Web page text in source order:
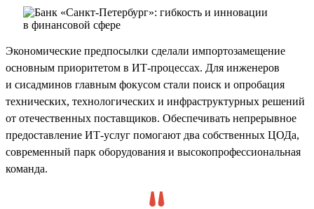
Экономические предпосылки сделали импортозамещение
основным приоритетом в ИТ-процессах. Для инженеров
и сисадминов главным фокусом стали поиск и опробация
технических, технологических и инфраструктурных решений
от отечественных поставщиков. Обеспечивать непрерывное
предоставление ИТ-услуг помогают два собственных ЦОДа,
современный парк оборудования и высокопрофессиональная
команда.